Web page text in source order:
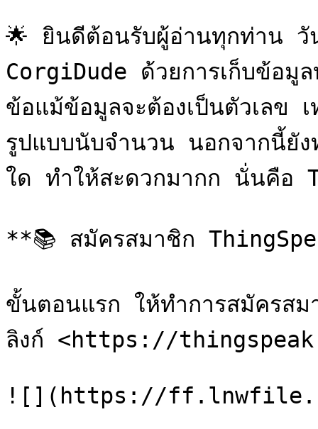
🌟 ยินดีต้อนรับผู้อ่านทุกท่าน วั
CorgiDude ด้วยการเก็บข้อ
ข้อแม้ข้อมูลจะต้องเป็นตัวเลข
รูปแบบนับจำนวน นอกจากนี้ยัง
ใด ทำให้สะดวกมากก นั่นคือ
**📚 สมัครสมาชิก
ขั้นตอนแรก ให้ทำการสมัครสม
ลิงก์ <https://
![](https://